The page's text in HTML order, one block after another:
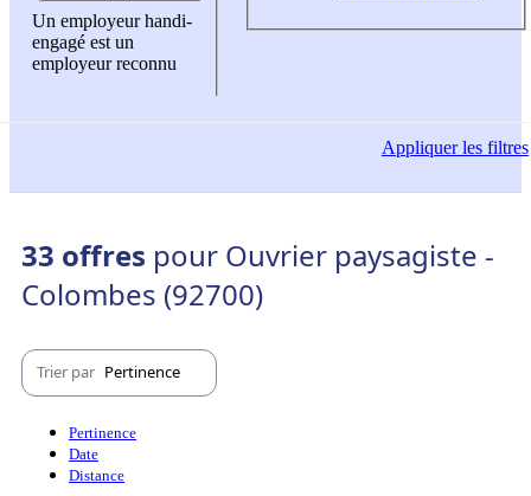
Un employeur handi-
engagé est un
employeur reconnu
Appliquerles filtres
33 offres pour Ouvrier paysagiste -
Colombes (92700)
Trier par Pertinence
Pertinence
Date
Distance